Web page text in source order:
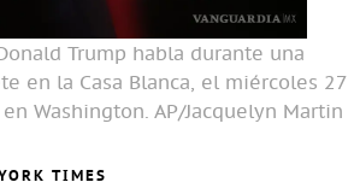
Trump habla durante una
en la Casa Blanca, el miércoles 27
Washington. AP/Jacquelyn Martin
TIMES